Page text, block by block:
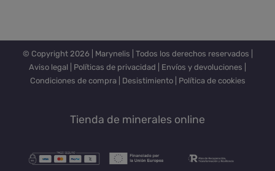
© Copyright 2026 | Marynelis | Todos los derechos reservados |
Aviso legal
Políticas de privacidad Envíos y devoluciones
Condiciones de compra| Desistimiento| Política de cookies
Tienda de minerales online